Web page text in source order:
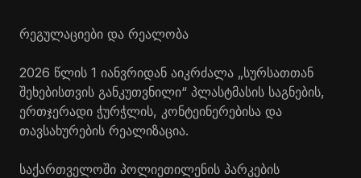
რეგულაციები და რეალობა
2026 წლის 1 იანვრიდან აიკრძალა „სურსათთან
შეხებისთვის განკუთვნილი“ პლასტმასის საგნების,
ერთჯერადი ჭურჭლის, კონტეინერებისა და
თავსახურების რეალიზაცია.
საქართველოში პოლიეთილენის პარკების